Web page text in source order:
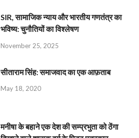
SIR, सामाजिक न्याय और भारतीय गणतंत्र का
भविष्य: चुनौतियों का विश्लेषण
November 25, 2025
सीताराम सिंह: समाजवाद का एक आफ़ताब
May 18, 2020
मनीषा के बहाने एक देश की सम्प्रभुता को ठेंगा